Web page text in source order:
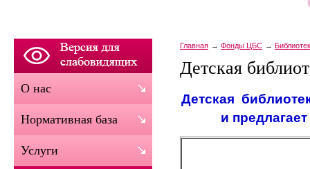
Главная Фонды ЦБС
Детская
Детская
и
О нас
Нормативная база
Услуги